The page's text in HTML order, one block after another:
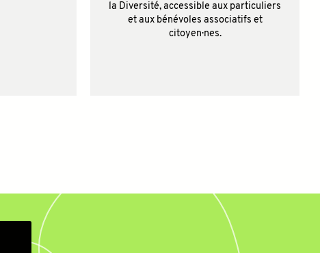
la Diversité, accessible aux particuliers
et aux bénévoles associatifs et
citoyen·nes.